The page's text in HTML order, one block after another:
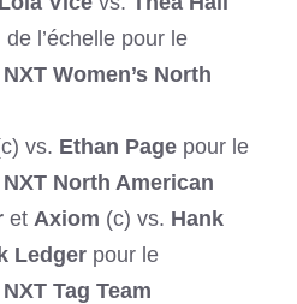
l’échelle pour le
Women’s North
vs. Ethan Page pour le
North American
et Axiom (c) vs. Hank
Ledger pour le
Tag Team